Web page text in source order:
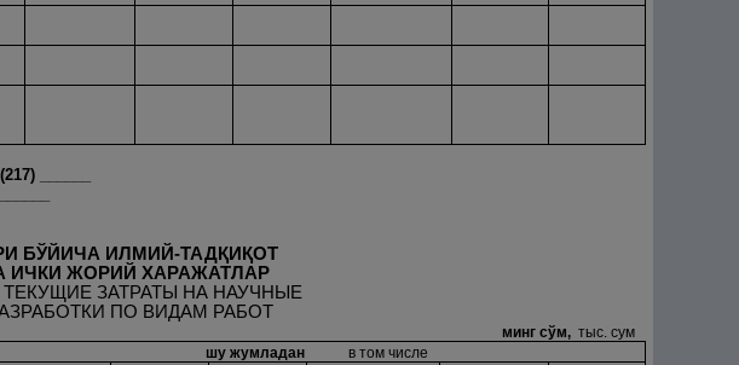
(217) ______
БЎЙИЧА ИЛМИЙ-ТАДҚИ ҚОТ
ИЧКИ ЖОРИЙ ХАРАЖАТЛАР
ТЕКУЩИЕ ЗАТРАТЫ НА НАУЧНЫЕ
ПО ВИДАМ РАБОТ
минг сўм, тыс. сум
шу жумладан в том числе